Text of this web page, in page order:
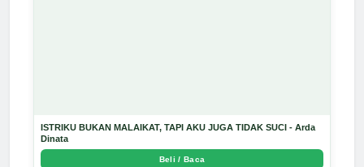
ISTRIKU BUKAN MALAIKAT, TAPI AKU JUGA TIDAK SUCI - Arda
Dinata
Beli / Baca